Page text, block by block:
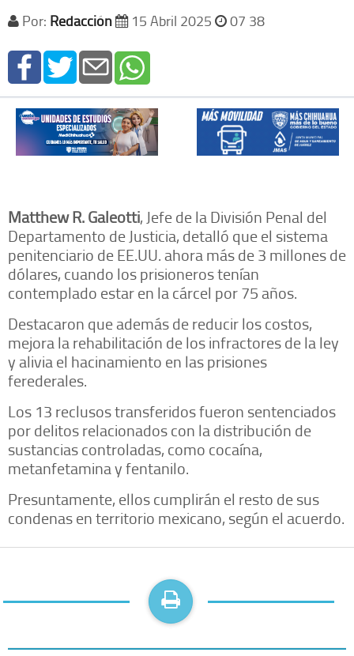
Por: Redacción 15 Abril 2025 07 38
Matthew R. Galeotti, Jefe de la División Penal del
Departamento de Justicia, detalló que el sistema
penitenciario de EE.UU. ahora más de 3 millones de
dólares, cuando los prisioneros tenían
contemplado estar en la cárcel por 75 años.
Destacaron que además de reducir los costos,
mejora la rehabilitación de los infractores de la ley
y alivia el hacinamiento en las prisiones
ferederales.
Los 13 reclusos transferidos fueron sentenciados
por delitos relacionados con la distribución de
sustancias controladas, como cocaína,
metanfetamina y fentanilo.
Presuntamente, ellos cumplirán el resto de sus
condenas en territorio mexicano, según el acuerdo.